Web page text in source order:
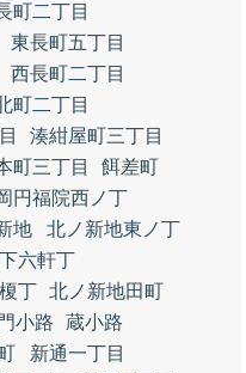
町二丁目
東長町五丁目
西長町二丁目
町二丁目
湊紺屋町三丁目
町三丁目
餌差町
円福院西ノ丁
地
北ノ新地東ノ丁
六軒丁
丁 北ノ新地田町
小路
蔵小路
新通一丁目